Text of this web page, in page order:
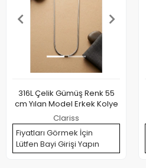
316L Çelik Gümüş Renk 55
cm Yılan Model Erkek Kolye
Clariss
Fiyatları Görmek İçin
Lütfen Bayi Girişi Yapın